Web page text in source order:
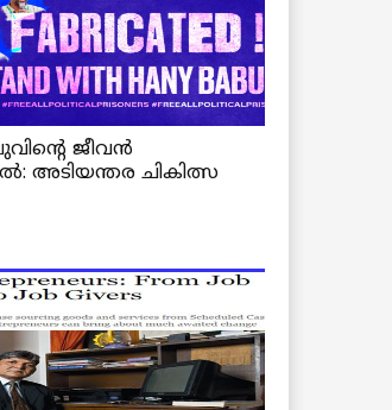
ജീവൻ
അടിയന്തര ചികിത്സ